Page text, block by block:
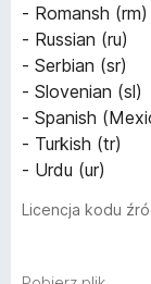
- Romansh (rm)
- Russian (ru)
- Serbian (sr)
- Slovenian (sl)
- Spanish
- Turkish (tr)
- Urdu (ur)
Licencja kodu